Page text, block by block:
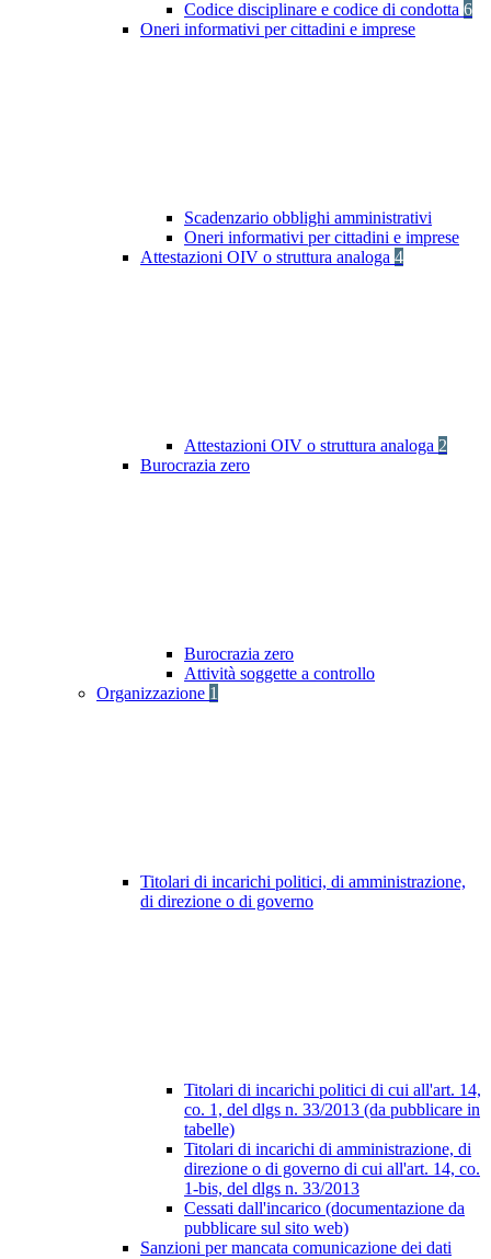
Codice disciplinare e codice di condotta 6
Oneri informativi per cittadini e imprese
Scadenzario obblighi amministrativi
Oneri informativi per cittadini e imprese
Attestazioni OIV o struttura analoga 4
Attestazioni OIV o struttura analoga 2
Burocrazia zero
Burocrazia zero
Attività soggette a controllo
Organizzazione 1
Titolari di incarichi politici, di amministrazione,
di direzione o di governo
Titolari di incarichi politici di cui all'art. 14,
co. 1, del dlgs n. 33/2013 (da pubblicare in
tabelle)
Titolari di incarichi di amministrazione, di
direzione o di governo di cui all'art. 14, co.
1-bis, del dlgs n. 33/2013
Cessati dall'incarico (documentazione da
pubblicare sul sito web)
Sanzioni per mancata comunicazione dei dati